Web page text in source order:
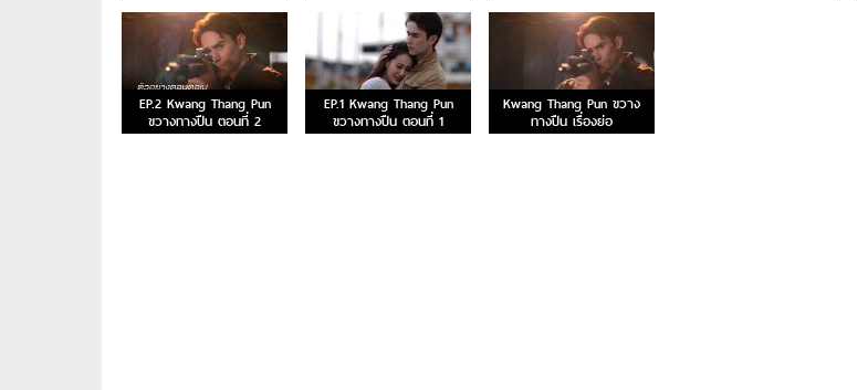
รักอยู่ประตูถัดไป
EP.2 Kwang Thang Pun
ขวางทางปืน ตอนที่ 2
EP.1 Kwang Thang Pun
ขวางทางปืน ตอนที่ 1
Kwang Thang Pun ขวาง
ทางปืน เรื่องย่อ